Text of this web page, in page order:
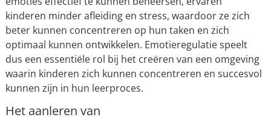
kinderen minder afleiding en stress, waardoor ze zich
beter kunnen concentreren op hun taken en zich
optimaal kunnen ontwikkelen. Emotieregulatie speelt
dus een essentiële rol bij het creëren van een omgeving
waarin kinderen zich kunnen concentreren en succesvol
kunnen zijn in hun leerproces.
Het aanleren van